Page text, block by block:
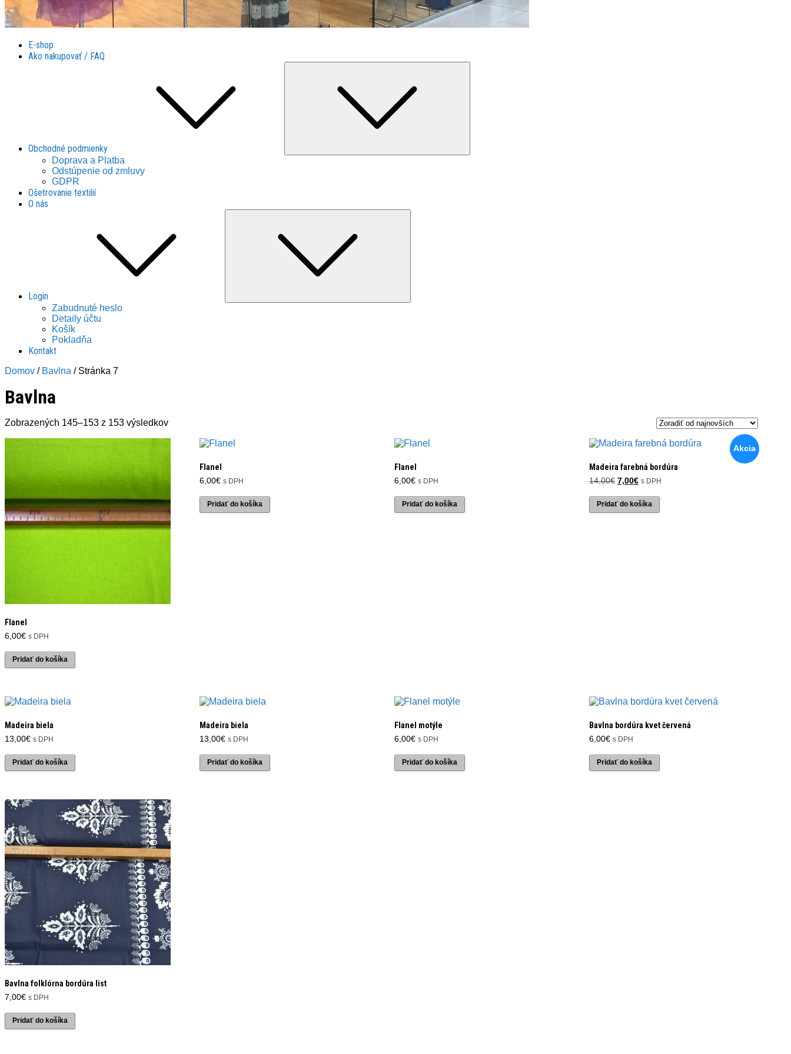
Látky Husár
Látky Husár
E-shop
Ako nakupovať / FAQ
Obchodné podmienky
Doprava a Platba
Odstúpenie od zmluvy
GDPR
Ošetrovanie textilií
O nás
Login
Zabudnuté heslo
Detaily účtu
Košík
Pokladňa
Kontakt
Domov / Bavlna / Stránka 7
Bavlna
Zobrazených 145–153 z 153 výsledkovZoradené
najnovších
Flanel
6,00€ s DPH
Pridať do košíka
Flanel
6,00€ s DPH
Pridať do košíka
Flanel
6,00€ s DPH
Pridať do košíka
Akcia
Madeira farebná bordúra
14,00€ Pôvodná
bola:
14,00€.
7,00€Aktuálna
je:
7,00€.
s DPH
Pridať do košíka
Madeira biela
13,00€ s DPH
Pridať do košíka
Madeira biela
13,00€ s DPH
Pridať do košíka
Flanel motýle
6,00€ s DPH
Pridať do košíka
Bavlna bordúra kvet červená
6,00€ s DPH
Pridať do košíka
Bavlna folklórna bordúra list
7,00€ s DPH
Pridať do košíka